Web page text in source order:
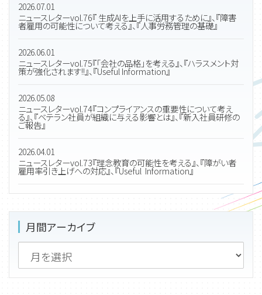
2026.07.01
ニュースレターvol.76『 生成AIを上手に活用するために』、『障害
者雇用の可能性について考える』、『人事労務管理の基礎』
2026.06.01
ニュースレターvol.75『「会社の品格」を考える』、『ハラスメント対
策が強化されます!!』、『Useful Information』
2026.05.08
ニュースレターvol.74『コンプライアンスの重要性について考え
る』、『ベテラン社員が組織に与える影響とは』、『新入社員研修の
ご報告』
2026.04.01
ニュースレターvol.73『理念教育の可能性を考える』、『障がい者
雇用率引き上げへの対応』、『Useful Information』
月間アーカイブ